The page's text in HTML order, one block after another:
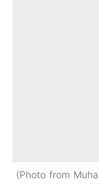
Photo from